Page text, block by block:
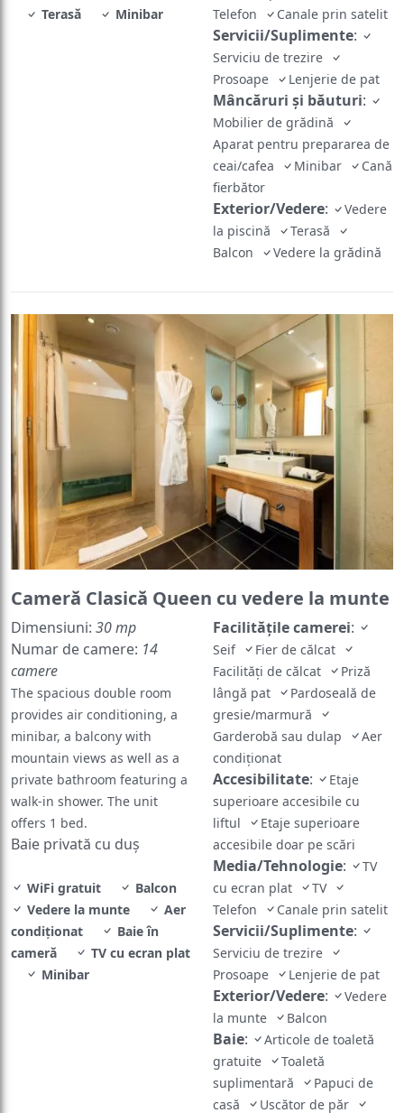
Servicii/Suplimente:
Serviciu de trezire
Prosoape
Lenjerie de pat
Mâncăruri și băuturi:
Mobilier de grădină
Aparat pentru prepararea de
ceai/cafea
Minibar
Cană
fierbător
Exterior/Vedere
la piscină
Terasă
Balcon
Vedere la grădină
Cameră Clasică Queen cu vedere la munte
Dimensiuni:30 mp
Numar de camere:
camere
The spacious double room
provides air conditioning, a
minibar, a balcony with
mountain views as well as a
private bathroom featuring a
walk-in shower. The unit
offers 1 bed.
Baie privată cu duș
Vedere la munte
Aer
condiţionat
Baie în
cameră
TV cu ecran plat
Minibar
Facilităţile camerei:
Seif
Fier de călcat
Facilităţi de călcat
Priză
lângă pat
Pardoseală de
gresie/marmură
Garderobă sau dulap
condiţionat
Accesibilitate
superioare accesibile cu
liftul
Etaje superioare
accesibile doar pe scări
Media/Tehnologie:
cu ecran plat
TV
Telefon
Canale prin satelit
Servicii/Suplimente:
Serviciu de trezire
Prosoape
Lenjerie de pat
Exterior/Vedere:
Vedere
la munte
Balcon
Baie:
Articole de toaletă
gratuite
Toaletă
suplimentară
Papuci de
casă
Uscător de păr
Toaletă
Duş
Hârtie